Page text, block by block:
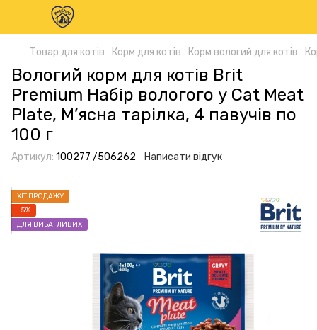
Товар для котів Корм для котів Корм вологий для котів
Вологий корм для котів Brit
Premium Набір вологого у Cat Meat
Plate, М’ясна тарілка, 4 павучів по
100 г
Артикул: 100277 /506262 Написати відгук
ХІТ ПРОДАЖУ
−5%
ДЛЯ ВИБАГЛИВИХ